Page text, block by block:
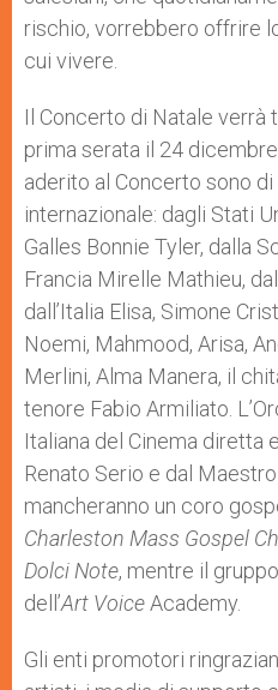
rischio, vorrebbero offrire
cui vivere.
Il Concerto di Natale verrà
prima serata il 24
aderito al Concerto sono
internazionale: dagli Stati
Galles Bonnie Tyler, dalla
Francia Mirelle Mathieu,
dall’Italia Elisa, Simone
Noemi, Mahmood, Arisa,
Merlini, Alma Manera, il
tenore Fabio Armiliato.
Italiana del Cinema diretta
Renato Serio e dal
mancheranno un coro
Charleston Mass Gospel
Dolci Note, mentre il
dell’Art VoiceAcademy.
Gli enti promotori